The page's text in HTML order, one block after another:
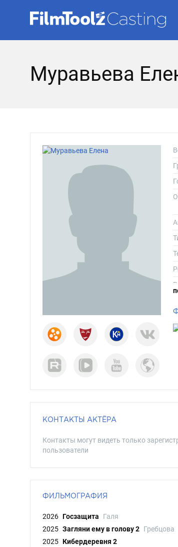
Муравьева
КОНТАКТЫ АКТЁРА
Контакты могут видеть только
пользователи
ФИЛЬМОГРАФИЯ
2026 Госзащита
Галя
2025 Загляни ему в голову 2 Гребцова
2025 Кибердеревня 2